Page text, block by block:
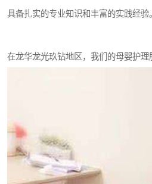
具备扎实的专业知识和丰富的实践经验。
在龙华龙光玖钻地区，我们的母婴护理